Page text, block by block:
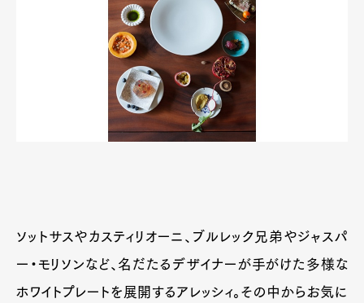
ソットサスやカスティリオーニ、ブルレック兄弟やジャスパ
ー・モリソンなど、名だたるデザイナーが手がけた多様な
ホワイトプレートを展開するアレッシィ。その中からお気に